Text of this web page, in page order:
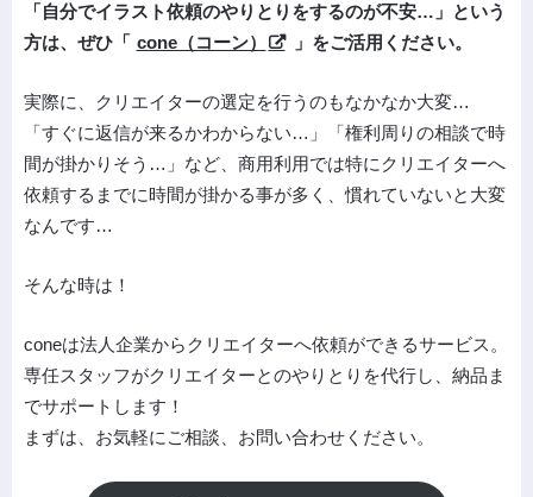
「自分でイラスト依頼のやりとりをするのが不安…」という
方は、ぜひ「 cone（コーン） 」をご活用ください。
実際に、クリエイターの選定を行うのもなかなか大変…
「すぐに返信が来るかわからない…」「権利周りの相談で時
間が掛かりそう…」など、商用利用では特にクリエイターへ
依頼するまでに時間が掛かる事が多く、慣れていないと大変
なんです…
そんな時は！
coneは法人企業からクリエイターへ依頼ができるサービス。
専任スタッフがクリエイターとのやりとりを代行し、納品ま
でサポートします！
まずは、お気軽にご相談、お問い合わせください。